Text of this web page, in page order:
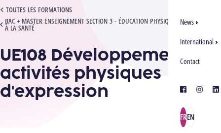
News
International
Contact
facebook
FREN
TOUTES LES FORMATIONS
BAC + MASTER ENSEIGNEMENT SECTION 3 - ÉDUCATION PHYSIQUE ET ÉDUCATION
À LA SANTÉ
UE108 DÉVELOPPEMENT DES ACTIVITÉS PHYSIQUES D'EXPRESSION
UE108 Développement des
activités physiques
d'expression